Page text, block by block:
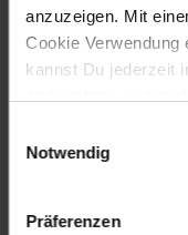
anzuzeigen. Mit
Cookie Verwendung
kannst Du jederzeit
Notwendig
Präferenzen
Filialen in der